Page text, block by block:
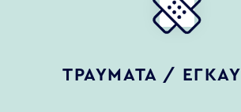
ΤΡΑΥΜΑΤΑ /